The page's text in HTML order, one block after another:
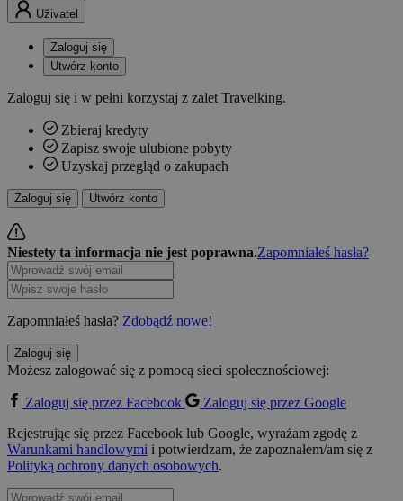
Uživatel
Zaloguj się
Utwórz konto
Zaloguj się i w pełni korzystaj z zalet Travelking.
Zbieraj kredyty
Zapisz swoje ulubione pobyty
Uzyskaj przegląd o zakupach
Zaloguj się Utwórz konto
Niestety ta informacja nie jest poprawna.Zapomniałeś hasła?
Zapomniałeś hasła? Zdobądź nowe!
Zaloguj się
Możesz zalogować się z pomocą sieci społecznościowej:
Zaloguj się przez Facebook
Zaloguj się przez Google
Rejestrując się przez Facebook lub Google, wyrażam zgodę z
Warunkami handlowymi i potwierdzam, że zapoznałem/am się z
Polityką ochrony danych osobowych.